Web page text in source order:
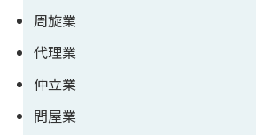
周旋業
代理業
仲立業
問屋業